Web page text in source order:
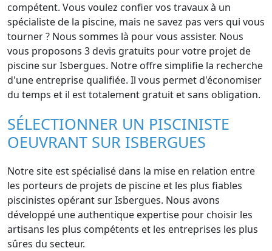
compétent. Vous voulez confier vos travaux à un
spécialiste de la piscine, mais ne savez pas vers qui vous
tourner ? Nous sommes là pour vous assister. Nous
vous proposons 3 devis gratuits pour votre projet de
piscine sur Isbergues. Notre offre simplifie la recherche
d'une entreprise qualifiée. Il vous permet d'économiser
du temps et il est totalement gratuit et sans obligation.
SÉLECTIONNER UN PISCINISTE
OEUVRANT SUR ISBERGUES
Notre site est spécialisé dans la mise en relation entre
les porteurs de projets de piscine et les plus fiables
piscinistes opérant sur Isbergues. Nous avons
développé une authentique expertise pour choisir les
artisans les plus compétents et les entreprises les plus
sûres du secteur.